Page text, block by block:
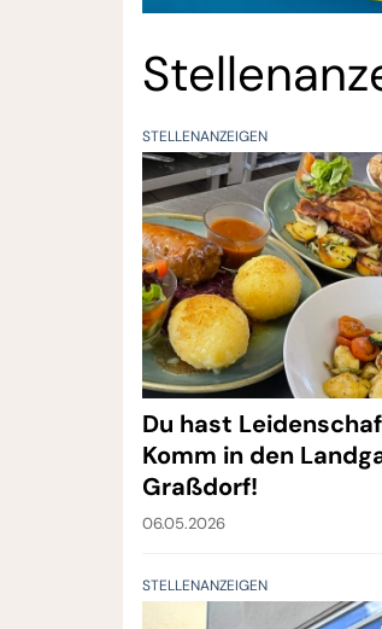
STELLENANZEIGEN
Du hast
Komm in den
Graßdorf!
06.05.2026
STELLENANZEIGEN